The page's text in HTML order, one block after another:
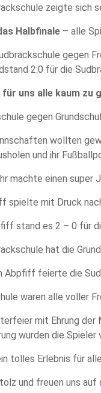
zeigte sich
Halbfinale – alle
gegen
2:0 für die
für uns alle kaum zu
gegen
wollten
und ihr
machte einen super
spielte mit Druck
stand es 2 – 0 für
hat die
Abpfiff feierte die
waren alle voller
mit Ehrung
wurden die Spieler
tolles Erlebnis für
und freuen uns